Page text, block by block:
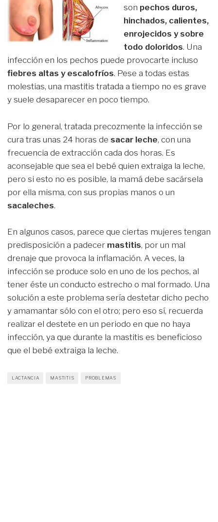
son pechos duros,
hinchados, calientes,
enrojecidos y sobre
todo doloridos. Una
infección en los pechos puede provocarte incluso
fiebres altas y escalofríos. Pese a todas estas
molestias, una mastitis tratada a tiempo no es grave
y suele desaparecer en poco tiempo.
Por lo general, tratada precozmente la infección se
cura tras unas 24 horas de sacar leche, con una
frecuencia de extracción cada dos horas. Es
aconsejable que sea el bebé quien extraiga la leche,
pero si esto no es posible, la mamá debe sacársela
por ella misma, con sus propias manos o un
sacaleches.
En algunos casos, parece que ciertas mujeres tengan
predisposición a padecer mastitis, por un mal
drenaje que provoca la inflamación. A veces, la
infección se produce solo en uno de los pechos, al
tener éste un conducto estrecho o mal formado. Una
solución a este problema sería destetar dicho pecho
y amamantar sólo con el otro; pero eso sí, recuerda
realizar el destete en un periodo en que no haya
infección, ya que durante la mastitis es beneficioso
que el bebé extraiga la leche.
LACTANCIA MASTITIS PROBLEMAS